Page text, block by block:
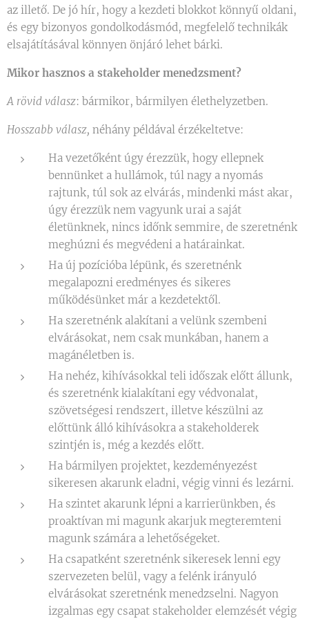
az illető. De jó hír, hogy a kezdeti blokkot könnyű oldani,
és egy bizonyos gondolkodásmód, megfelelő technikák
elsajátításával könnyen önjáró lehet bárki.
Mikor hasznos a stakeholder menedzsment?
A rövid válasz: bármikor, bármilyen élethelyzetben. 🙂
Hosszabb válasz, néhány példával érzékeltetve:
Ha vezetőként úgy érezzük, hogy ellepnek
bennünket a hullámok, túl nagy a nyomás
rajtunk, túl sok az elvárás, mindenki mást akar,
úgy érezzük nem vagyunk urai a saját
életünknek, nincs időnk semmire, de szeretnénk
meghúzni és megvédeni a határainkat.
Ha új pozícióba lépünk, és szeretnénk
megalapozni eredményes és sikeres
működésünket már a kezdetektől.
Ha szeretnénk alakítani a velünk szembeni
elvárásokat, nem csak munkában, hanem a
magánéletben is.
Ha nehéz, kihívásokkal teli időszak előtt állunk,
és szeretnénk kialakítani egy védvonalat,
szövetségesi rendszert, illetve készülni az
előttünk álló kihívásokra a stakeholderek
szintjén is, még a kezdés előtt.
Ha bármilyen projektet, kezdeményezést
sikeresen akarunk eladni, végig vinni és lezárni.
Ha szintet akarunk lépni a karrierünkben, és
proaktívan mi magunk akarjuk megteremteni
magunk számára a lehetőségeket.
Ha csapatként szeretnénk sikeresek lenni egy
szervezeten belül, vagy a felénk irányuló
elvárásokat szeretnénk menedzselni. Nagyon
izgalmas egy csapat stakeholder elemzését végig